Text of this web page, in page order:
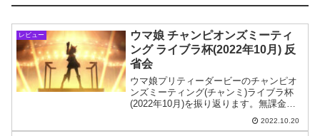
レビュー
ウマ娘 チャンピオンズミーティ
ング ライブラ杯(2022年10月) 反
省会
ウマ娘プリティーダービーのチャンピオ
ンズミーティング(チャンミ)ライブラ杯
(2022年10月)を振り返ります。無課金な
りに頑張ってなんとか勝つことができま
2022.10.20